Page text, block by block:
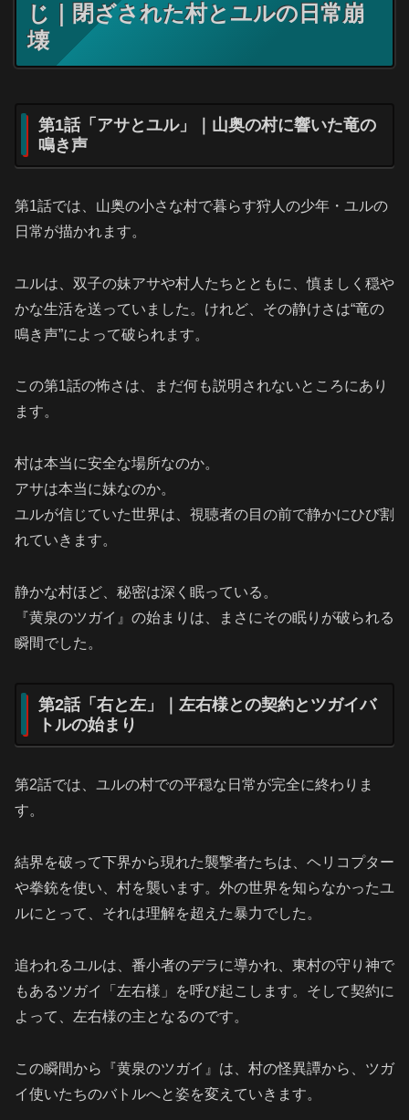
じ｜閉ざされた村とユルの日常崩
壊
第1話「アサとユル」｜山奥の村に響いた竜の
鳴き声
第1話では、山奥の小さな村で暮らす狩人の少年・ユルの
日常が描かれます。
ユルは、双子の妹アサや村人たちとともに、慎ましく穏や
かな生活を送っていました。けれど、その静けさは“竜の
鳴き声”によって破られます。
この第1話の怖さは、まだ何も説明されないところにあり
ます。
村は本当に安全な場所なのか。
アサは本当に妹なのか。
ユルが信じていた世界は、視聴者の目の前で静かにひび割
れていきます。
静かな村ほど、秘密は深く眠っている。
『黄泉のツガイ』の始まりは、まさにその眠りが破られる
瞬間でした。
第2話「右と左」｜左右様との契約とツガイバ
トルの始まり
第2話では、ユルの村での平穏な日常が完全に終わりま
す。
結界を破って下界から現れた襲撃者たちは、ヘリコプター
や拳銃を使い、村を襲います。外の世界を知らなかったユ
ルにとって、それは理解を超えた暴力でした。
追われるユルは、番小者のデラに導かれ、東村の守り神で
もあるツガイ「左右様」を呼び起こします。そして契約に
よって、左右様の主となるのです。
この瞬間から『黄泉のツガイ』は、村の怪異譚から、ツガ
イ使いたちのバトルへと姿を変えていきます。